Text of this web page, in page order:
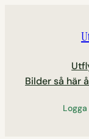
Bilder så här